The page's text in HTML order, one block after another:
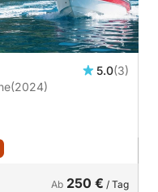
5.0(3)
(2024)
Ab 250 € / Tag